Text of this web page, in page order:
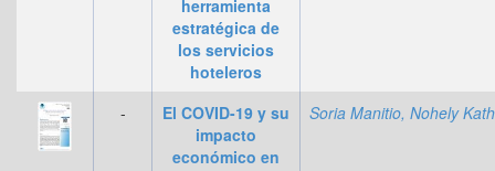
herramienta
estratégica de
los servicios
hoteleros
-
El COVID-19 y su
impacto
económico en